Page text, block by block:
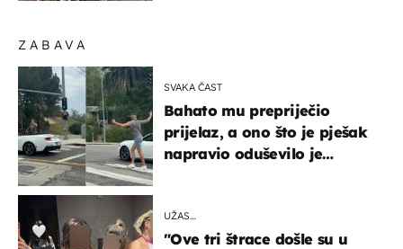
ZABAVA
SVAKA ČAST
Bahato mu prepriječio
prijelaz, a ono što je pješak
napravio oduševilo je
UŽAS…
"Ove tri štrace došle su u